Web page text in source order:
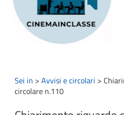
Sei in > Avvisi e circolari >
circolare n.110